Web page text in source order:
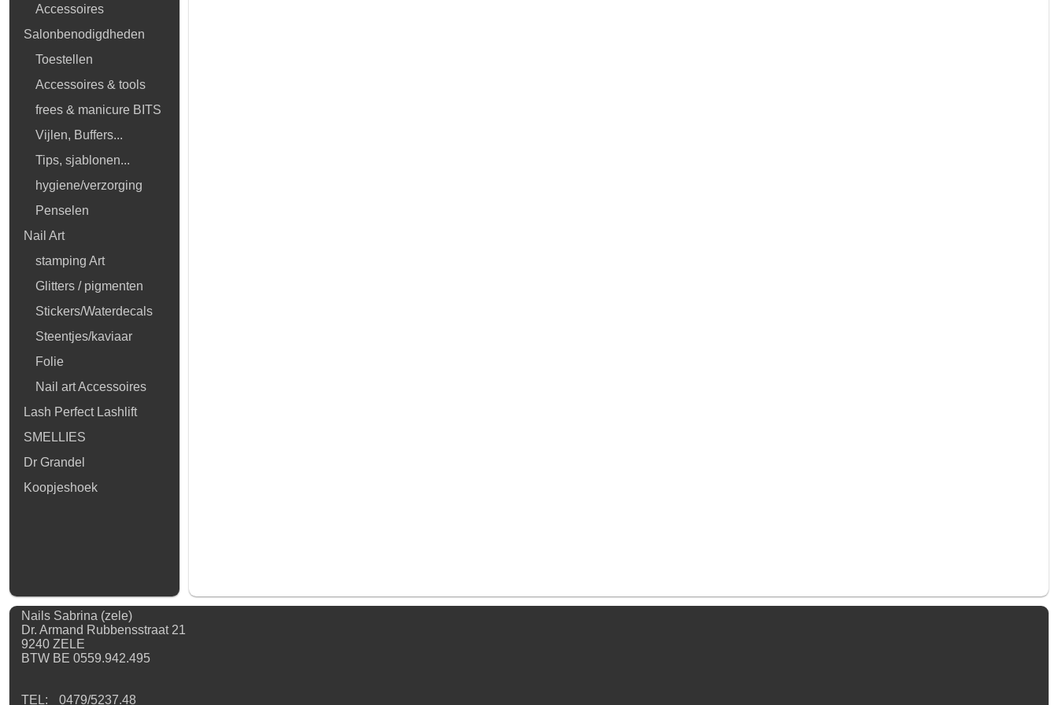
Accessoires
Salonbenodigdheden
Toestellen
Accessoires & tools
frees & manicure BITS
Vijlen, Buffers...
Tips, sjablonen...
hygiene/verzorging
Penselen
Nail Art
stamping Art
Glitters / pigmenten
Stickers/Waterdecals
Steentjes/kaviaar
Folie
Nail art Accessoires
Lash Perfect Lashlift
SMELLIES
Dr Grandel
Koopjeshoek
Nails Sabrina (zele)
Dr. Armand Rubbensstraat 21
9240 ZELE
BTW BE 0559.942.495
TEL: 0479/5237.48